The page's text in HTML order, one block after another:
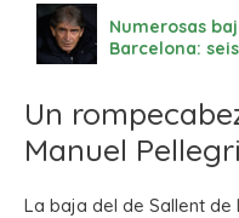
Numerosas
Barcelona:
Un
Manuel
La baja del de Sallent